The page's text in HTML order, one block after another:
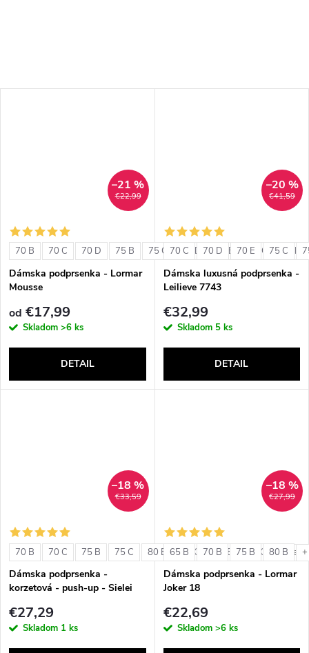
€22,99
–21 %
70 B 70 C 70 D 75 B 75 C 75 D 80 B 80 C 80 D
Dámska podprsenka - Lormar
Mousse
od €17,99
Skladom >6 ks
DETAIL
€41,59
–20 %
70 C 70 D 70 E 75 C
Dámska luxusná podprsenka -
Leilieve 7743
€32,99
Skladom 5 ks
DETAIL
€33,59
–18 %
70 B 70 C 75 B 75 C 80 B 80 C 85 B 85 C +
Dámska podprsenka -
korzetová - push-up - Sielei
€27,29
Skladom 1 ks
€27,99
–18 %
65 B 70 B 75 B 80 B
Dámska podprsenka - Lormar
Joker 18
€22,69
Skladom >6 ks